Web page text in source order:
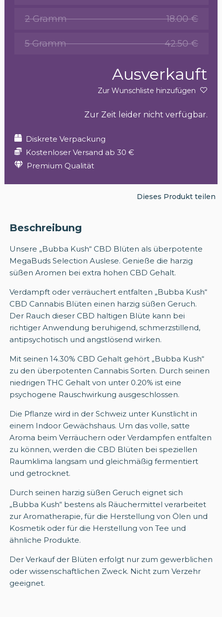
2 Gramm 18.00 €
5 Gramm 42.50 €
Ausverkauft
Zur Wunschliste hinzufügen
Zur Zeit leider nicht verfügbar.
Diskrete Verpackung
Kostenloser Versand ab 30 €
Premium Qualität
Dieses Produkt teilen
Beschreibung
Unsere „Bubba Kush“ CBD Blüten als überpotente
MegaBuds Selection Auslese. Genieße die harzig
süßen Aromen bei extra hohen CBD Gehalt.
Verdampft oder verräuchert entfalten „Bubba Kush“
CBD Cannabis Blüten einen harzig süßen Geruch.
Der Rauch dieser CBD haltigen Blüte kann bei
richtiger Anwendung beruhigend, schmerzstillend,
antipsychotisch und angstlösend wirken.
Mit seinen 14.30% CBD Gehalt gehört „Bubba Kush“
zu den überpotenten Cannabis Sorten. Durch seinen
niedrigen THC Gehalt von unter 0.20% ist eine
psychogene Rauschwirkung ausgeschlossen.
Die Pflanze wird in der Schweiz unter Kunstlicht in
einem Indoor Gewächshaus. Um das volle, satte
Aroma beim Verräuchern oder Verdampfen entfalten
zu können, werden die CBD Blüten bei speziellen
Raumklima langsam und gleichmäßig fermentiert
und getrocknet.
Durch seinen harzig süßen Geruch eignet sich
„Bubba Kush“ bestens als Räuchermittel verarbeitet
zur Aromatherapie, für die Herstellung von Ölen und
Kosmetik oder für die Herstellung von Tee und
ähnliche Produkte.
Der Verkauf der Blüten erfolgt nur zum gewerblichen
oder wissenschaftlichen Zweck. Nicht zum Verzehr
geeignet.